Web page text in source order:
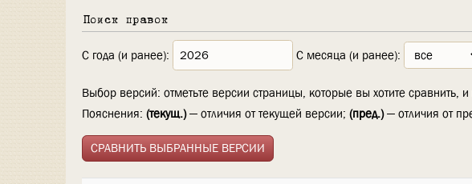
Поиск правок
С года (и ранее): С месяца (и ранее):
Выбор версий: отметьте версии страницы, которые вы хотите сравнить,
Пояснения: (текущ.)— отличия от текущей версии; (пред.)— отличия от